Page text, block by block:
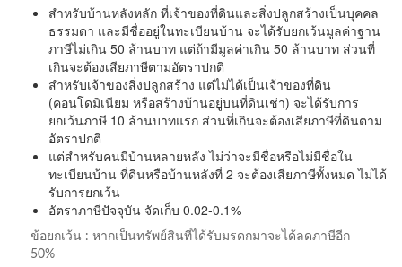
สำหรับบ้านหลังหลัก ที่เจ้าของที่ดินและสิ่งปลูกสร้างเป็นบุคคล
ธรรมดา และมีชื่ออยู่ในทะเบียนบ้าน จะได้รับยกเว้นมูลค่าฐาน
ภาษีไม่เกิน 50 ล้านบาท แต่ถ้ามีมูลค่าเกิน 50 ล้านบาท ส่วนที่
เกินจะต้องเสียภาษีตามอัตราปกติ
สำหรับเจ้าของสิ่งปลูกสร้าง แต่ไม่ได้เป็นเจ้าของที่ดิน
(คอนโดมิเนียม หรือสร้างบ้านอยู่บนที่ดินเช่า) จะได้รับการ
ยกเว้นภาษี 10 ล้านบาทแรก ส่วนที่เกินจะต้องเสียภาษีที่ดินตาม
อัตราปกติ
แต่สำหรับคนมีบ้านหลายหลัง ไม่ว่าจะมีชื่อหรือไม่มีชื่อใน
ทะเบียนบ้าน ที่ดินหรือบ้านหลังที่ 2 จะต้องเสียภาษีทั้งหมด ไม่ได้
รับการยกเว้น
อัตราภาษีปัจจุบัน จัดเก็บ 0.02-0.1%
ข้อยกเว้น : หากเป็นทรัพย์สินที่ได้รับมรดกมาจะได้ลดภาษีอีก
50%